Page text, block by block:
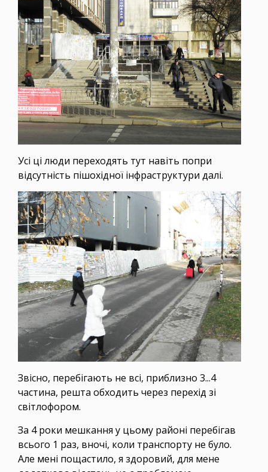
Усі ці люди переходять тут навіть попри
відсутність пішохідної інфраструктури далі.
Звісно, перебігають не всі, приблизно 3...4
частина, решта обходить через перехід зі
світлофором.
За 4 роки мешкання у цьому районі перебігав
всього 1 раз, вночі, коли транспорту не було.
Але мені пощастило, я здоровий, для мене